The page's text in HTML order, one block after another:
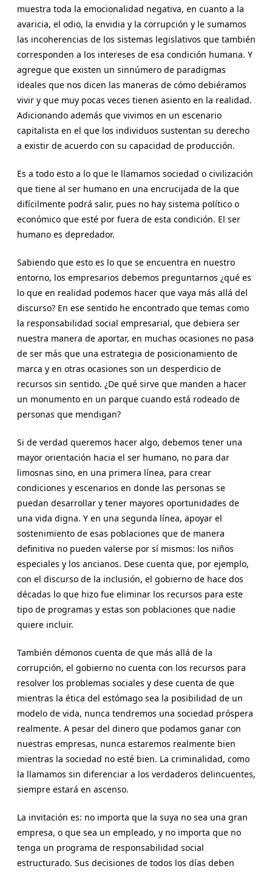
muestra toda la emocionalidad negativa, en cuanto a la
avaricia, el odio, la envidia y la corrupción y le sumamos
las incoherencias de los sistemas legislativos que también
corresponden a los intereses de esa condición humana. Y
agregue que existen un sinnúmero de paradigmas
ideales que nos dicen las maneras de cómo debiéramos
vivir y que muy pocas veces tienen asiento en la realidad.
Adicionando además que vivimos en un escenario
capitalista en el que los individuos sustentan su derecho
a existir de acuerdo con su capacidad de producción.
Es a todo esto a lo que le llamamos sociedad o civilización
que tiene al ser humano en una encrucijada de la que
difícilmente podrá salir, pues no hay sistema político o
económico que esté por fuera de esta condición. El ser
humano es depredador.
Sabiendo que esto es lo que se encuentra en nuestro
entorno, los empresarios debemos preguntarnos ¿qué es
lo que en realidad podemos hacer que vaya más allá del
discurso? En ese sentido he encontrado que temas como
la responsabilidad social empresarial, que debiera ser
nuestra manera de aportar, en muchas ocasiones no pasa
de ser más que una estrategia de posicionamiento de
marca y en otras ocasiones son un desperdicio de
recursos sin sentido. ¿De qué sirve que manden a hacer
un monumento en un parque cuando está rodeado de
personas que mendigan?
Si de verdad queremos hacer algo, debemos tener una
mayor orientación hacia el ser humano, no para dar
limosnas sino, en una primera línea, para crear
condiciones y escenarios en donde las personas se
puedan desarrollar y tener mayores oportunidades de
una vida digna. Y en una segunda línea, apoyar el
sostenimiento de esas poblaciones que de manera
definitiva no pueden valerse por sí mismos: los niños
especiales y los ancianos. Dese cuenta que, por ejemplo,
con el discurso de la inclusión, el gobierno de hace dos
décadas lo que hizo fue eliminar los recursos para este
tipo de programas y estas son poblaciones que nadie
quiere incluir.
También démonos cuenta de que más allá de la
corrupción, el gobierno no cuenta con los recursos para
resolver los problemas sociales y dese cuenta de que
mientras la ética del estómago sea la posibilidad de un
modelo de vida, nunca tendremos una sociedad próspera
realmente. A pesar del dinero que podamos ganar con
nuestras empresas, nunca estaremos realmente bien
mientras la sociedad no esté bien. La criminalidad, como
la llamamos sin diferenciar a los verdaderos delincuentes,
siempre estará en ascenso.
La invitación es: no importa que la suya no sea una gran
empresa, o que sea un empleado, y no importa que no
tenga un programa de responsabilidad social
estructurado. Sus decisiones de todos los días deben